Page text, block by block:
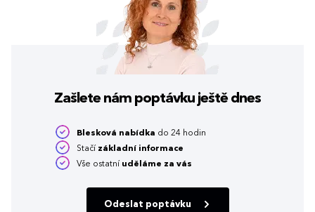
Zašlete nám poptávku ještě dnes
Blesková nabídka do 24 hodin
Stačí základní informace
Vše ostatní uděláme za vás
Odeslat poptávku